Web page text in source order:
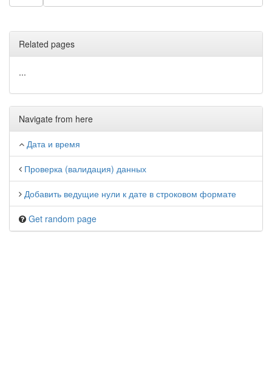
Related pages
...
Navigate from here
Дата и время
Проверка (валидация) данных
Добавить ведущие нули к дате в строковом формате
Get random page